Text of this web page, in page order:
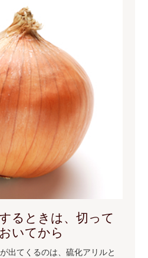
るときは、切って
いてから
出てくるのは、硫化アリルと